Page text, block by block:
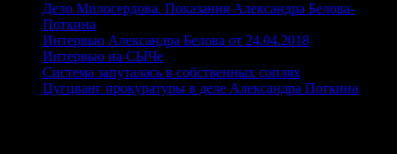
Дело Милосердова. Показания Александра Белова-
Поткина
Интервью Александра Белова от 24.04.2018
Интервью на СЫЧе
Система запуталась в собственных соплях
Цугцванг прокуратуры в деле Александра Поткина